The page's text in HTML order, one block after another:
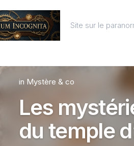
Site sur le
in Mystère & co
Les
du temple